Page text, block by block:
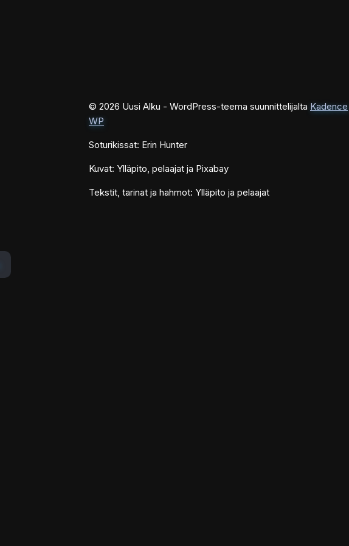
© 2026 Uusi Alku - WordPress-teema suunnittelijalta Kadence
WP
Soturikissat: Erin Hunter
Kuvat: Ylläpito, pelaajat ja Pixabay
Tekstit, tarinat ja hahmot: Ylläpito ja pelaajat